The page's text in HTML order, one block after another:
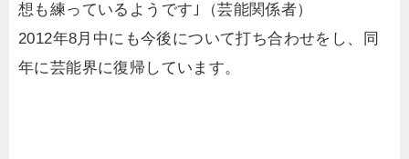
想も練っているようです｣（芸能関係者）
2012年8月中にも今後について打ち合わせをし、同
年に芸能界に復帰しています。